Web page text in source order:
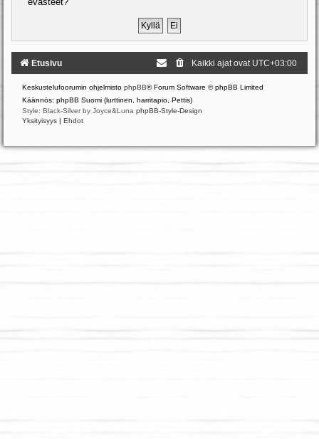
Etusivu Kaikki ajat ovat UTC+03:00
Keskustelufoorumin ohjelmisto phpBB® Forum Software © phpBB Limited
Käännös: phpBB Suomi (lurttinen, harritapio, Pettis)
Style: Black-Silver by Joyce&Luna phpBB-Style-Design
Yksityisyys | Ehdot